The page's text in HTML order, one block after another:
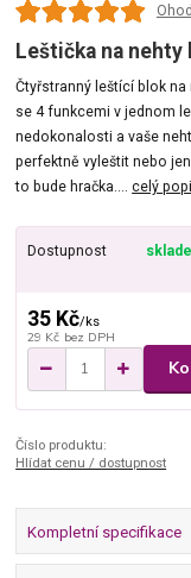
Leštička na nehty
Čtyřstranný leštící blok na
se 4 funkcemi v jednom
nedokonalosti a vaše
perfektně vyleštit nebo
to bude hračka....celý
Dostupnost
35 Kč/ks
29 Kč bez DPH
Číslo produktu:
Hlídat cenu / dostupnost
Kompletní specifikace